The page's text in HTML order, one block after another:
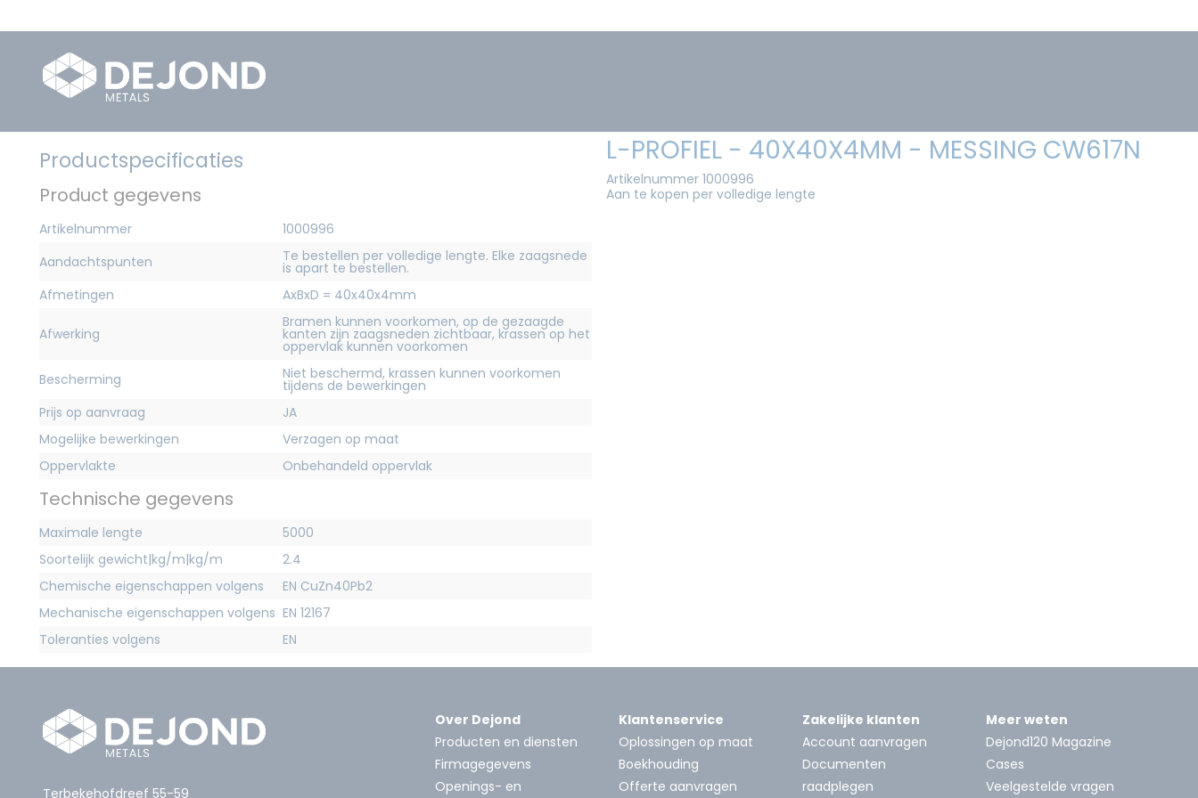
Productspecificaties
Product gegevens
Artikelnummer
1000996
Aandachtspunten
Te bestellen per volledige lengte. Elke zaagsnede
is apart te bestellen.
Afmetingen
AxBxD = 40x40x4mm
Afwerking
Bramen kunnen voorkomen, op de gezaagde
kanten zijn zaagsneden zichtbaar, krassen op het
oppervlak kunnen voorkomen
Bescherming
Niet beschermd, krassen kunnen voorkomen
tijdens de bewerkingen
Prijs op aanvraag
JA
Mogelijke bewerkingen
Verzagen op maat
Oppervlakte
Onbehandeld oppervlak
Technische gegevens
Maximale lengte
5000
Soortelijk gewicht|kg/m|kg/m
2.4
Chemische eigenschappen volgens
EN CuZn40Pb2
Mechanische eigenschappen volgens EN 12167
Toleranties volgens
EN
L-PROFIEL - 40X40X4MM - MESSING CW617N
Artikelnummer 1000996
Aan te kopen per volledige lengte
Terbekehofdreef 55-59
Over Dejond
Producten en diensten
Firmagegevens
Openings- en
Klantenservice
Oplossingen op maat
Boekhouding
Offerte aanvragen
Zakelijke klanten
Account aanvragen
Documenten
raadplegen
Meer weten
Dejond120 Magazine
Cases
Veelgestelde vragen